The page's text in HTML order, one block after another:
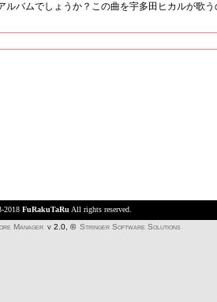
バムでしょうか？この曲を宇多田ヒカルが歌う
2018 FuRakuTaRu All rights reserved.
Manager v 2.0, © Stringer Software Solutions